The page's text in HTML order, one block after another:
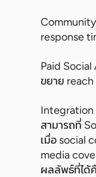
response
Paid
ขยาย
Integration
สามารถที่
เมื่อ social
media
ผลลัพธ์ที่ได้